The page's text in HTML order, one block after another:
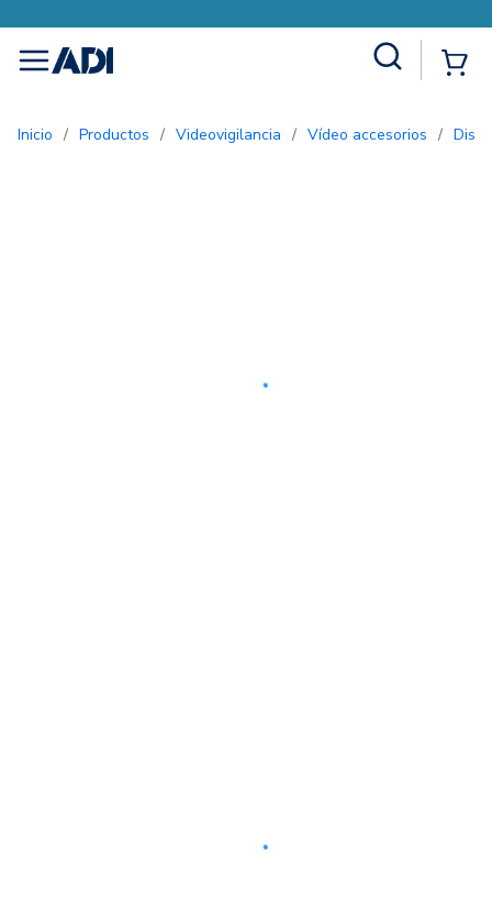
menu
Inicio / Productos / Videovigilancia / Vídeo accesorios /